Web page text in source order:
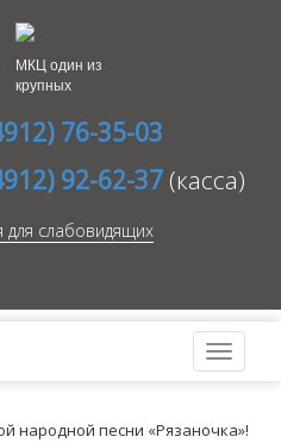
МКЦ один из
крупных
76-35-03
92-62-37 (касса)
для слабовидящих
народной песни «Рязаночка»!